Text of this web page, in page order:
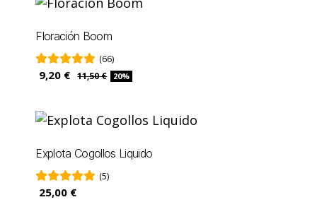
Floración Boom
(66)
9,20 € 11,50 € 20%
Explota Cogollos Liquido
(5)
25,00 €